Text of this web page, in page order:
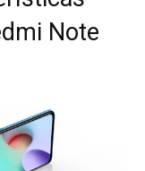
Note